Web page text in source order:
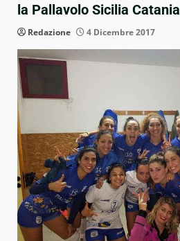
la Pallavolo Sicilia Catania
Redazione 4 Dicembre 2017